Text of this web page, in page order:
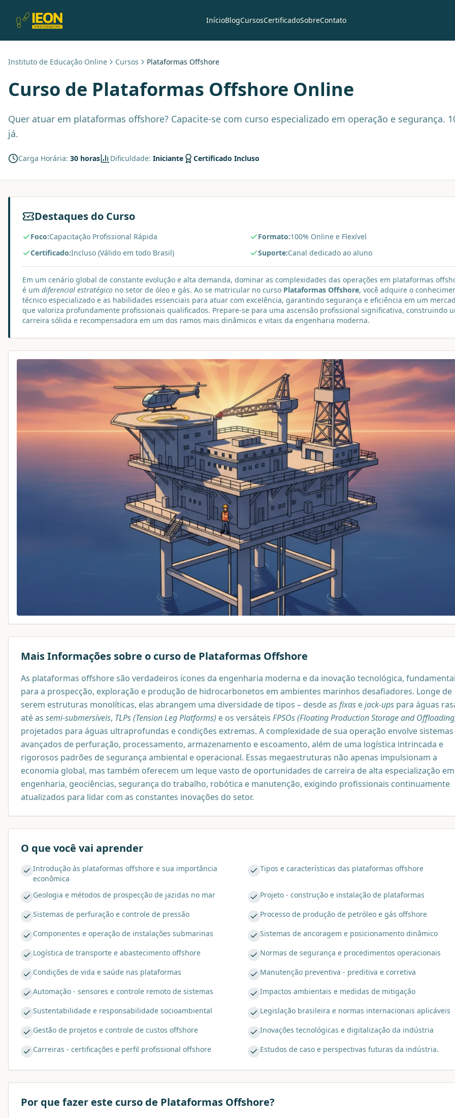
InícioBlogCursosCertificadoSobreContato
Instituto de Educação Online Cursos Plataformas Offshore
Curso de Plataformas Offshore Online
Quer atuar em plataformas offshore? Capacite-se com curso especializado em operação e segurança.
já.
Carga Horária: 30 horas Dificuldade: Iniciante Certificado Incluso
Destaques do Curso
Foco:Capacitação Profissional Rápida
Certificado:Incluso (Válido em todo Brasil)
Formato:100% Online e Flexível
Suporte:Canal dedicado ao aluno
Em um cenário global de constante evolução e alta demanda, dominar as complexidades das operações em plataformas
é um diferencial estratégico no setor de óleo e gás. Ao se matricular no curso Plataformas Offshore, você adquire o
técnico especializado e as habilidades essenciais para atuar com excelência, garantindo segurança e eficiência em um
que valoriza profundamente profissionais qualificados. Prepare-se para uma ascensão profissional significativa, construindo
carreira sólida e recompensadora em um dos ramos mais dinâmicos e vitais da engenharia moderna.
Mais Informações sobre o curso de Plataformas Offshore
As plataformas offshore são verdadeiros ícones da engenharia moderna e da inovação tecnológica,
para a prospecção, exploração e produção de hidrocarbonetos em ambientes marinhos desafiadores. Longe de
serem estruturas monolíticas, elas abrangem uma diversidade de tipos – desde as fixas ejack-ups para águas
até as semi-submersíveis, TLPs (Tension Leg Platforms) e os versáteis FPSOs (Floating Production Storage and
projetados para águas ultraprofundas e condições extremas. A complexidade de sua operação envolve sistemas
avançados de perfuração, processamento, armazenamento e escoamento, além de uma logística intrincada e
rigorosos padrões de segurança ambiental e operacional. Essas megaestruturas não apenas impulsionam a
economia global, mas também oferecem um leque vasto de oportunidades de carreira de alta especialização em
engenharia, geociências, segurança do trabalho, robótica e manutenção, exigindo profissionais continuamente
atualizados para lidar com as constantes inovações do setor.
O que você vai aprender
Introdução às plataformas offshore e sua importância
econômica
Tipos e características das plataformas offshore
Geologia e métodos de prospecção de jazidas no mar
Projeto - construção e instalação de plataformas
Sistemas de perfuração e controle de pressão
Processo de produção de petróleo e gás offshore
Componentes e operação de instalações submarinas
Sistemas de ancoragem e posicionamento dinâmico
Logística de transporte e abastecimento offshore
Normas de segurança e procedimentos operacionais
Condições de vida e saúde nas plataformas
Manutenção preventiva - preditiva e corretiva
Automação - sensores e controle remoto de sistemas
Impactos ambientais e medidas de mitigação
Sustentabilidade e responsabilidade socioambiental
Legislação brasileira e normas internacionais aplicáveis
Gestão de projetos e controle de custos offshore
Inovações tecnológicas e digitalização da indústria
Carreiras - certificações e perfil profissional offshore
Estudos de caso e perspectivas futuras da indústria.
Por que fazer este curso de Plataformas Offshore?